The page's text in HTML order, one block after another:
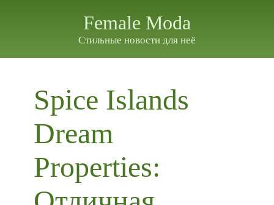
Female Moda
Стильные новости для неё
Spice Islands
Dream
Properties: